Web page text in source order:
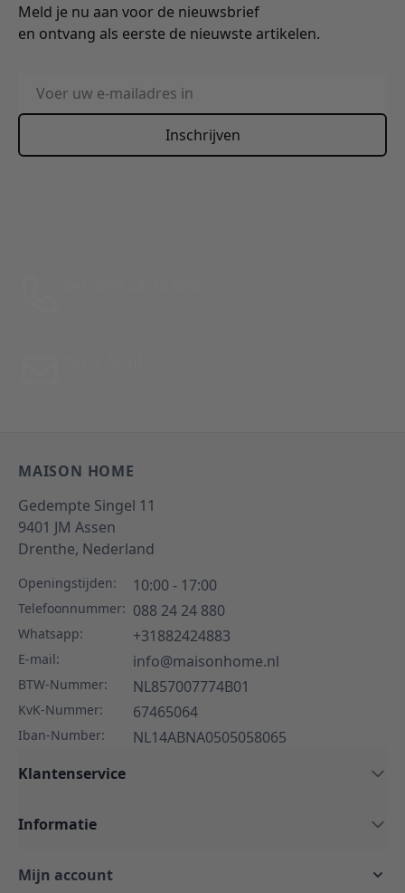
Meld je nu aan voor de nieuwsbrief
en ontvang als eerste de nieuwste artikelen.
E-mailadres
Inschrijven
MAISON HOME
Gedempte Singel 11
9401 JM Assen
Drenthe, Nederland
Openingstijden: 10:00 - 17:00
Telefoonnummer: 088 24 24 880
Whatsapp: +31882424883
E-mail: info@maisonhome.nl
BTW-Nummer: NL857007774B01
KvK-Nummer: 67465064
Iban-Number:
NL14ABNA0505058065
Klantenservice
Informatie
Mijn account